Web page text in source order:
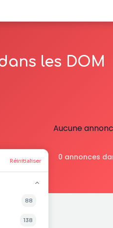
les DOM
Aucune
Réinitialiser
88
138
0 annonces